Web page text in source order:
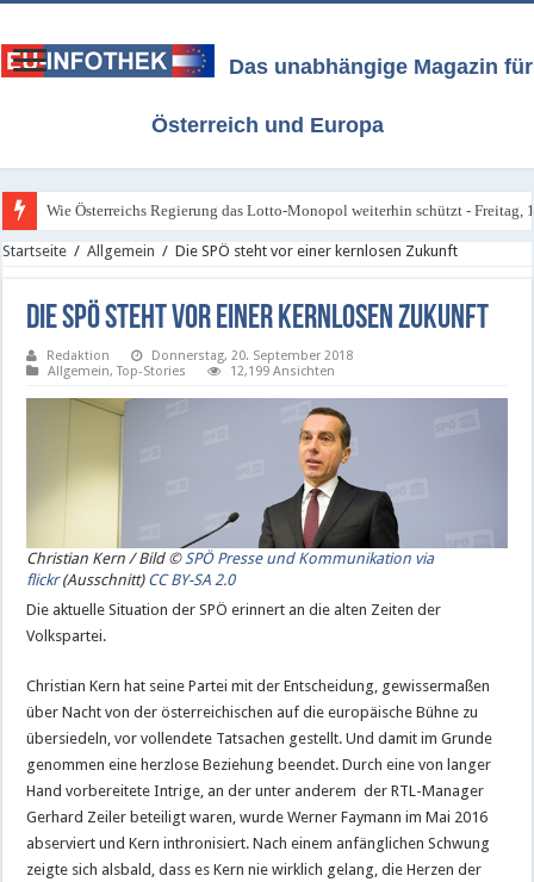
Das unabhängige Magazin für
Österreich und Europa
Wie Österreichs Regierung das Lotto-Monopol weiterhin schützt - Freitag,
Startseite / Allgemein / Die SPÖ steht vor einer kernlosen Zukunft
Die SPÖ steht vor einer kernlosen Zukunft
Redaktion
Donnerstag, 20. September 2018
Allgemein,Top-Stories 12,199 Ansichten
Christian Kern / Bild ©SPÖ Presse und Kommunikation via
flickr(Ausschnitt) CC BY-SA 2.0
Die aktuelle Situation der SPÖ erinnert an die alten Zeiten der
Volkspartei.
Christian Kern hat seine Partei mit der Entscheidung, gewissermaßen
über Nacht von der österreichischen auf die europäische Bühne zu
übersiedeln, vor vollendete Tatsachen gestellt. Und damit im Grunde
genommen eine herzlose Beziehung beendet. Durch eine von langer
Hand vorbereitete Intrige, an der unter anderem der RTL-Manager
Gerhard Zeiler beteiligt waren, wurde Werner Faymann im Mai 2016
abserviert und Kern inthronisiert. Nach einem anfänglichen Schwung
zeigte sich alsbald, dass es Kern nie wirklich gelang, die Herzen der